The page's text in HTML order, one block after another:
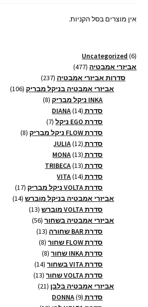
אין מוצרים בסל הקניות.
Uncategorized 6
6
מוצרים
אביזרי אמבטיה 477
477
מוצרים
סדרות אביזרי אמבטיה 237
237
מוצרים
אביזרי אמבטיה בניקל מבריק 106
106
INKA ניקל מבריק 8
8
סדרת DIANA 14
14
מוצרים סדרת EGO ניקל 7
7
מוצרים
סדרת FLOW ניקל מבריק 8
8
סדרת JULIA 12
12
מוצרים סדרת MONA 13
13
מוצרים סדרת TRIBECA 13
13
מוצרים סדרת VITA 14
14
מוצרים סדרת VOLTA ניקל מבריק 17
17
מוצרים
אביזרי אמבטיה בניקל מוברש 14
14
סדרת VOLTA מוברש 13
13
אביזרי אמבטיה בשחור 56
56
סדרת BAR שחורה 13
13
מוצרים
סדרת FLOW שחור 8
8
סדרת INKA שחור 8
8
מוצרים
סדרת VITA בשחור 14
14
מוצרים
סדרת VOLTA שחור 13
13
אביזרי אמבטיה בלבן 21
21
סדרת DONNA 9
9